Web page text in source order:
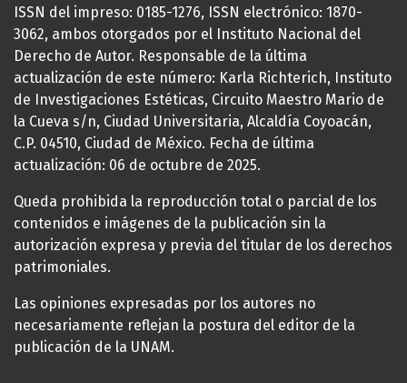
ISSN del impreso: 0185-1276, ISSN electrónico: 1870-
3062, ambos otorgados por el Instituto Nacional del
Derecho de Autor. Responsable de la última
actualización de este número: Karla Richterich, Instituto
de Investigaciones Estéticas, Circuito Maestro Mario de
la Cueva s/n, Ciudad Universitaria, Alcaldía Coyoacán,
C.P. 04510, Ciudad de México. Fecha de última
actualización: 06 de octubre de 2025.
Queda prohibida la reproducción total o parcial de los
contenidos e imágenes de la publicación sin la
autorización expresa y previa del titular de los derechos
patrimoniales.
Las opiniones expresadas por los autores no
necesariamente reflejan la postura del editor de la
publicación de la UNAM.